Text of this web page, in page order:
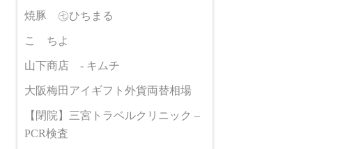
焼豚 ㊆ひちまる
こゝちよ
山下商店 - キムチ
大阪梅田アイギフト外貨両替相場
【閉院】三宮トラベルクリニック –
PCR検査